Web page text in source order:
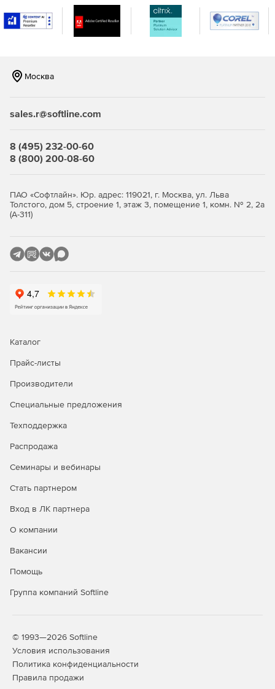
Москва
sales.r@softline.com
8 (495) 232-00-60
8 (800) 200-08-60
ПАО «Софтлайн». Юр. адрес: 119021, г. Москва, ул. Льва
Толстого, дом 5, строение 1, этаж 3, помещение 1, комн. № 2, 2а
(А-311)
Каталог
Прайс-листы
Производители
Специальные предложения
Техподдержка
Распродажа
Семинары и вебинары
Стать партнером
Вход в ЛК партнера
О компании
Вакансии
Помощь
Группа компаний Softline
© 1993—2026 Softline
Условия использования
Политика конфиденциальности
Правила продажи